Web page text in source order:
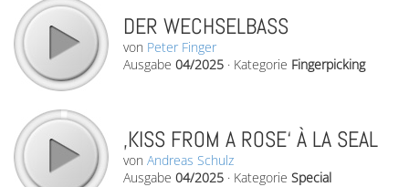
DER WECHSELBASS
von Peter Finger
Ausgabe 04/2025 · Kategorie Fingerpicking
‚KISS FROM A ROSE‘ À LA SEAL
von Andreas Schulz
Ausgabe 04/2025 · Kategorie Special